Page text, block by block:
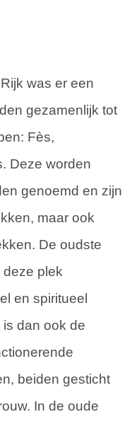
was er een
gezamenlijk tot
Fès,
Deze worden
genoemd en zijn
maar ook
De oudste
deze plek
en spiritueel
dan ook de
beiden gesticht
In de oude